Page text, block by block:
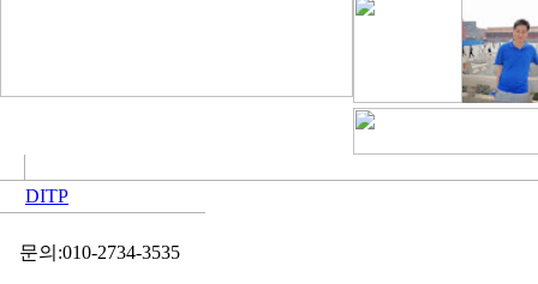
DITP
문의:010-2734-3535